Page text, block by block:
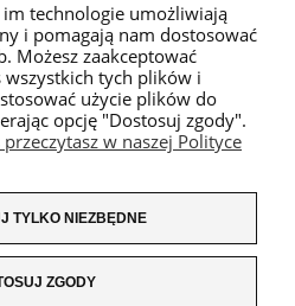
technologie umożliwiają
i pomagają nam dostosować
Możesz zaakceptować
tych plików i
użycie plików do
opcję "Dostosuj zgody".
w naszej Polityce
TYLKO NIEZBĘDNE
ZGODY